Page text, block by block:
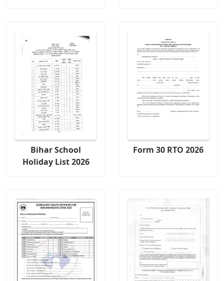
Bihar School
Holiday List 2026
Form 30 RTO 2026